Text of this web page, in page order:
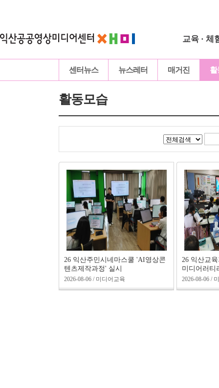
교육 · 체
센터뉴스 뉴스레터 매거진 활
활동모습
26 익산주민시네마스쿨 'AI영상콘
텐츠제작과정' 실시
2026-08-06 / 미디어교육
26 익산교
미디어러티
2026-08-06 /